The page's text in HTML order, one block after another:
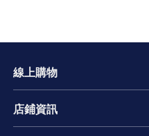
線上購物
店鋪資訊